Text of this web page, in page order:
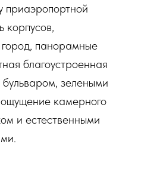
приаэропортной
корпусов,
панорамные
благоустроенная
зелеными
камерного
и естественными